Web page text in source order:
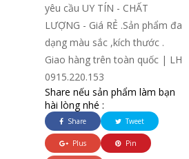
yêu cầu UY TÍN - CHẤT
LƯỢNG - Giá RẺ .Sản phẩm đa
dạng màu sắc ,kích thước .
Giao hàng trên toàn quốc | LH
0915.220.153
Share nếu sản phẩm làm bạn
hài lòng nhé :
Share Tweet
Plus Pin